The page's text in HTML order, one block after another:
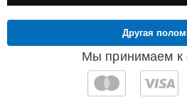
Мы принимаем к
Другая